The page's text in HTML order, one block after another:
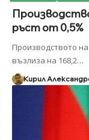
ръст от 0,5%
Производството
възлиза на 168,2…
Кирил